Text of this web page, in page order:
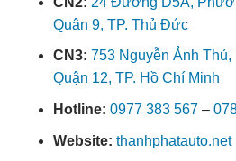
Quận 9, TP. Thủ Đức
CN3: 753 Nguyễn Ảnh
Quận 12, TP. Hồ Chí Minh
Hotline: 0977 383 567 –
Website: thanhphatauto.net